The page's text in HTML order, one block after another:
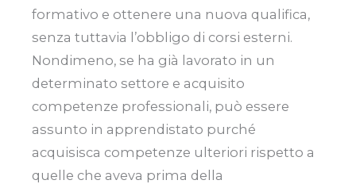
formativo e ottenere una nuova qualifica,
senza tuttavia l’obbligo di corsi esterni.
Nondimeno, se ha già lavorato in un
determinato settore e acquisito
competenze professionali, può essere
assunto in apprendistato purché
acquisisca competenze ulteriori rispetto a
quelle che aveva prima della